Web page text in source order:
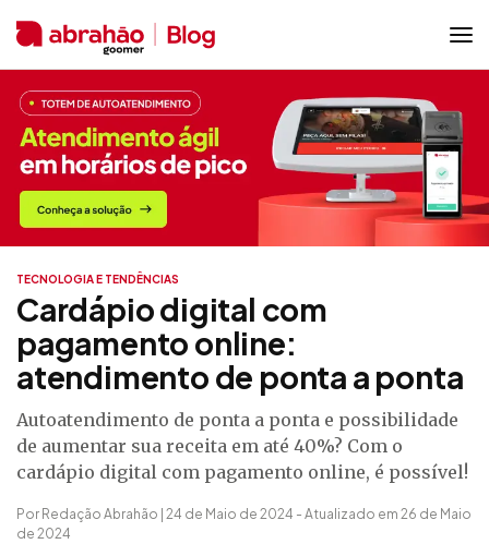
TECNOLOGIA E TENDÊNCIAS
Cardápio digital com
pagamento online:
atendimento de ponta a ponta
Autoatendimento de ponta a ponta e possibilidade
de aumentar sua receita em até 40%? Com o
cardápio digital com pagamento online, é possível!
Por Redação Abrahão | 24 de Maio de 2024 - Atualizado em 26 de Maio
de 2024